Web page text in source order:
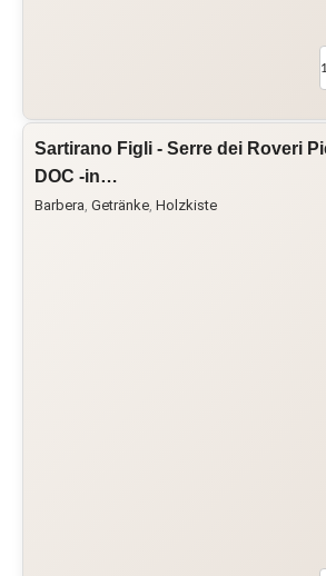
Sartirano Figli - Serre dei Roveri
DOC -in…
Barbera, Getränke, Holzkiste